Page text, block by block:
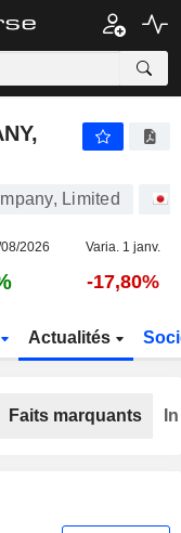
Limited
2026 Varia. 1 janv.
-17,80%
Actualités
Faits marquants